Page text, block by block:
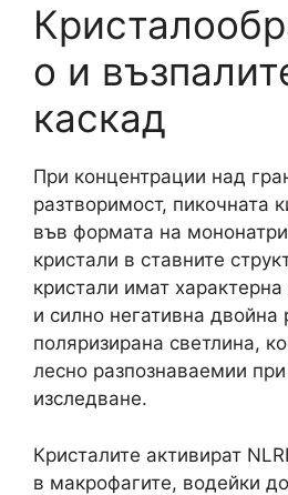
о и
каскад
При концентрации над
разтворимост, пикочната
във формата на
кристали в ставните
кристали имат
и силно негативна двойна
поляризирана светлина,
лесно разпознаваемии
изследване.
Кристалите активират
в макрофагите, водейки